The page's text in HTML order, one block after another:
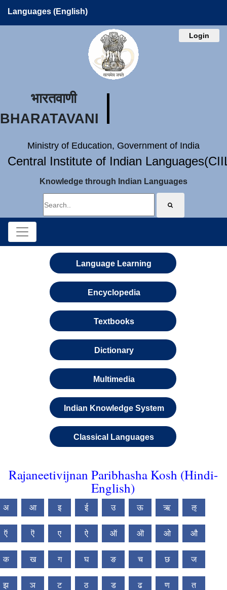
Languages (English)
Login
भारतवाणी
BHARATAVANI
Ministry of Education, Government of India
Central Institute of Indian
Knowledge through Indian Languages
Language Learning
Encyclopedia
Textbooks
Dictionary
Multimedia
Indian Knowledge System
Classical Languages
Rajaneetivijnan Paribhasha Kosh (Hindi-
English)
अ आ इ ई उ ऊ ऋ ऌ
ऍ ऎ ए ऐ ऑ ऒ ओ औ
क ख ग घ ङ च छ ज
झ ञ ट ठ ड ढ ण त